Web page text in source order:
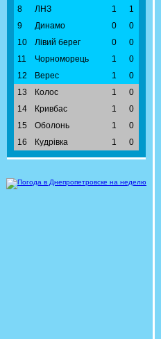
8
ЛНЗ 1
1
9
Динамо 0
0
10
Лівий берег 0
0
11
Чорноморець 1
0
12
Верес 1
0
13
Колос 1
0
14
Кривбас 1
0
15
Оболонь 1
0
16
Кудрівка 1 0